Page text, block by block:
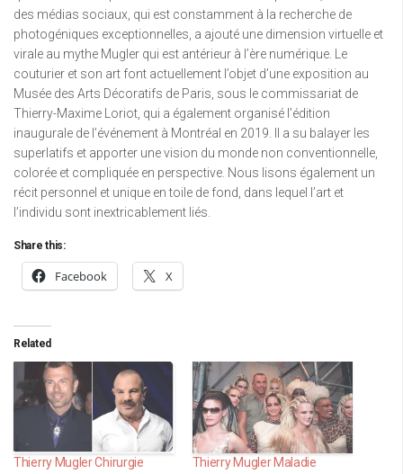
des médias sociaux, qui est constamment à la recherche de
photogéniques exceptionnelles, a ajouté une dimension virtuelle et
virale au mythe Mugler qui est antérieur à l’ère numérique. Le
couturier et son art font actuellement l’objet d’une exposition au
Musée des Arts Décoratifs de Paris, sous le commissariat de
Thierry-Maxime Loriot, qui a également organisé l’édition
inaugurale de l’événement à Montréal en 2019. Il a su balayer les
superlatifs et apporter une vision du monde non conventionnelle,
colorée et compliquée en perspective. Nous lisons également un
récit personnel et unique en toile de fond, dans lequel l’art et
l’individu sont inextricablement liés.
Share this:
Facebook X
Related
Thierry Mugler Chirurgie
Thierry Mugler Maladie